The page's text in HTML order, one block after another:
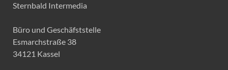
Sternbald Intermedia
Büro und Geschäfststelle
Esmarchstraße 38
34121 Kassel